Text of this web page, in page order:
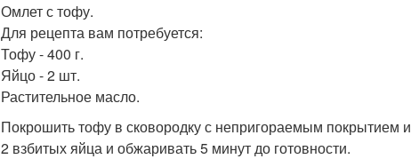
Омлет с тофу.
Для рецепта вам потребуется:
Тофу - 400 г.
Яйцо - 2 шт.
Растительное масло.
Покрошить тофу в сковородку с непригораемым покрытием
2 взбитых яйца и обжаривать 5 минут до готовности.